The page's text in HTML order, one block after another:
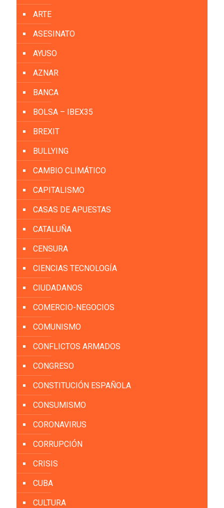
ARTE
ASESINATO
AYUSO
AZNAR
BANCA
BOLSA – IBEX35
BREXIT
BULLYING
CAMBIO CLIMÁTICO
CAPITALISMO
CASAS DE APUESTAS
CATALUÑA
CENSURA
CIENCIAS TECNOLOGÍA
CIUDADANOS
COMERCIO-NEGOCIOS
COMUNISMO
CONFLICTOS ARMADOS
CONGRESO
CONSTITUCIÓN ESPAÑOLA
CONSUMISMO
CORONAVIRUS
CORRUPCIÓN
CRISIS
CUBA
CULTURA